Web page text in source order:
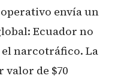
envía un
Ecuador no
narcotráfico. La
de $70